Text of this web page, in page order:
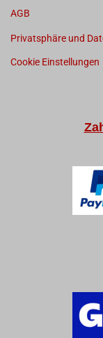
AGB
Privatsphäre und
Cookie Einstellungen